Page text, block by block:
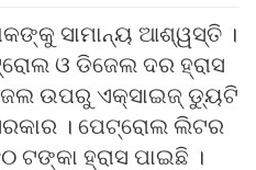
ସାମାନ୍ୟ ଆଶ୍ୱସ୍ତି ।
ଓ ଡିଜେଲ ଦର ହ୍ରାସ
ଉପରୁ ଏକ୍ସାଇଜ୍ ଡ୍ୟୁଟି
। ପେଟ୍ରୋଲ ଲିଟର
ଟଙ୍କା ହ୍ରାସ ପାଇଛି ।